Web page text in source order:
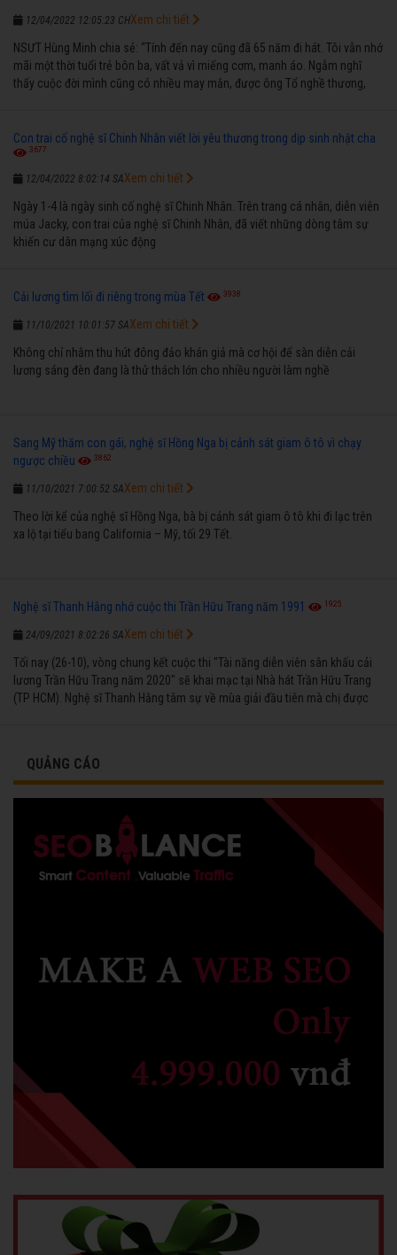
12/04/2022 12:05:23 CH
NSƯT Hùng Minh chia sẻ: “Tính đến nay cũng đã 65 năm đi hát. Tôi vẫn nhớ
mãi một thời tuổi trẻ bôn ba, vất vả vì miếng cơm, manh áo. Ngẫm nghĩ
thấy cuộc đời mình cũng có nhiều may mắn, được ông Tổ nghề thương,
diễn”.
Xem chi tiết
Con trai cố nghệ sĩ Chinh Nhân viết lời yêu thương trong dịp sinh nhật cha
3677
12/04/2022 8:02:14 SA
Ngày 1-4 là ngày sinh cố nghệ sĩ Chinh Nhân. Trên trang cá nhân, diễn viên
múa Jacky, con trai của nghệ sĩ Chinh Nhân, đã viết những dòng tâm sự
khiến cư dân mạng xúc động
Xem chi tiết
Cải lương tìm lối đi riêng trong mùa Tết 3938
11/10/2021 10:01:57 SA
Không chỉ nhằm thu hút đông đảo khán giả mà cơ hội để sàn diễn cải
lương sáng đèn đang là thử thách lớn cho nhiều người làm nghề
Xem chi tiết
Sang Mỹ thăm con gái, nghệ sĩ Hồng Nga bị cảnh sát giam ô tô vì chạy
ngược chiều
3862
11/10/2021 7:00:52 SA
Theo lời kể của nghệ sĩ Hồng Nga, bà bị cảnh sát giam ô tô khi đi lạc trên
xa lộ tại tiểu bang California – Mỹ, tối 29 Tết.
Xem chi tiết
Nghệ sĩ Thanh Hằng nhớ cuộc thi Trần Hữu Trang năm 1991 1925
24/09/2021 8:02:26 SA
Tối nay (26-10), vòng chung kết cuộc thi "Tài năng diễn viên sân khấu cải
lương Trần Hữu Trang năm 2020" sẽ khai mạc tại Nhà hát Trần Hữu Trang
(TP HCM). Nghệ sĩ Thanh Hằng tâm sự về mùa giải đầu tiên mà chị được
Xem chi tiết
QUẢNG CÁO